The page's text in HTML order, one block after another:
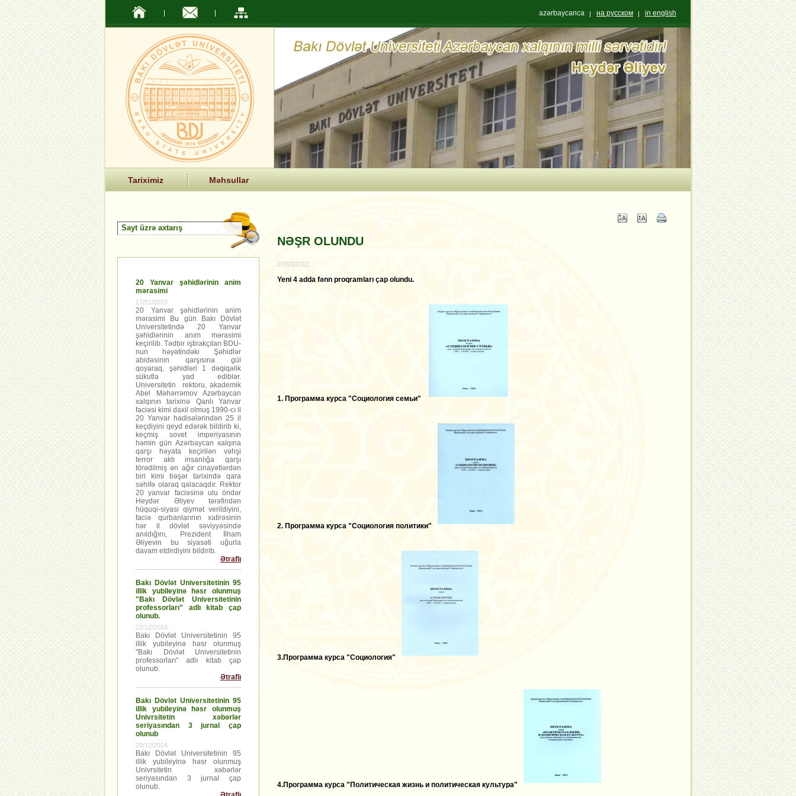
azərbaycanca на русском in english
Tariximiz Məhsullar
20 Yanvar şəhidlərinin anim
mərasimi
17/01/2015
20 Yanvar şəhidlərinin anim
mərasimi Bu gün Bakı Dövlət
Universitetində 20 Yanvar
şəhidlərinin anım mərasimi
keçirilib. Tədbir iştirakçıları BDU-
nun həyətindəki Şəhidlər
abidəsinin qarşısına gül
qoyaraq, şəhidləri 1 dəqiqəlik
sükutla yad ediblər.
Universitetin rektoru, akademik
Abel Məhərrəmov Azərbaycan
xalqının tarixinə Qanlı Yanvar
faciəsi kimi daxil olmuş 1990-cı il
20 Yanvar hadisələrindən 25 il
keçdiyini qeyd edərək bildirib ki,
keçmiş sovet imperiyasının
həmin gün Azərbaycan xalqına
qarşı həyata keçirilən vəhşi
terror aktı insanlığa qarşı
törədilmiş ən ağır cinayətlərdən
biri kimi bəşər tarixində qara
səhifə olaraq qalacaqdır. Rektor
20 yanvar faciəsinə ulu öndər
Heydər Əliyev tərəfindən
hüquqi-siyasi qiymət verildiyini,
faciə qurbanlarının xatirəsinin
hər il dövlət səviyyəsində
anıldığını, Prezident İlham
Əliyevin bu siyasəti uğurla
davam etdirdiyini bildirib.
Ətraflı
Bakı Dövlət Universitetinin 95
illik yubileyinə həsr olunmuş
"Bakı Dövlət Universitetinin
professorları" adlı kitab çap
olunub.
22/12/2014
Bakı Dövlət Universitetinin 95
illik yubileyinə həsr olunmuş
"Bakı Dövlət Universitetinin
professorları" adlı kitab çap
olunub.
Ətraflı
Bakı Dövlət Universitetinin 95
illik yubileyinə həsr olunmuş
Univrsitetin xəbərlər
seriyasından 3 jurnal çap
olunub
20/12/2014
Bakı Dövlət Universitetinin 95
illik yubileyinə həsr olunmuş
Univrsitetin xəbərlər
seriyasından 3 jurnal çap
olunub.
NƏŞR OLUNDU
07/03/2012
Yeni 4 adda fənn proqramları çap olundu.
1. Программа курса "Социология семьи"
2. Программа курса "Социология политики"
3.Программа курса "Социология"
4.Программа курса "Политическая жизнь и политическая культура"